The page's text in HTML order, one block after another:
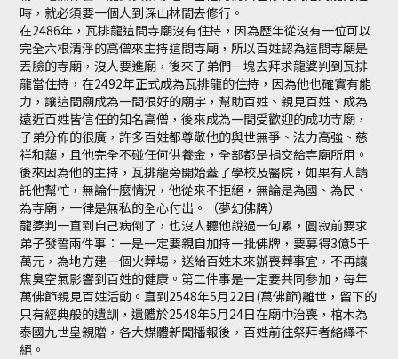
時，就必須要一個人到深山林間去修行。
在2486年，瓦排龍這間寺廟沒有住持，因為歷年從沒有一位可以
完全六根清淨的高僧來主持這間寺廟，所以百姓認為這間寺廟是
丟臉的寺廟，沒人要進廟，後來子弟們一塊去拜求龍婆判到瓦排
龍當住持，在2492年正式成為瓦排龍的住持，因為他也確實有能
力，讓這間廟成為一間很好的廟宇，幫助百姓、親見百姓、成為
遠近百姓皆信任的知名高僧，後來成為一間受歡迎的成功寺廟，
子弟分佈的很廣，許多百姓都尊敬他的與世無爭、法力高強、慈
祥和藹，且他完全不碰任何供養金，全部都是捐交給寺廟所用。
後來因為他的主持，瓦排龍旁開始蓋了學校及醫院，如果有人請
託他幫忙，無論什麼情況，他從來不拒絕，無論是為國、為民、
為寺廟，一律是無私的全心付出。（夢幻佛牌）
龍婆判一直到自己病倒了，也沒人聽他說過一句累，圓寂前要求
弟子發誓兩件事：一是一定要親自加持一批佛牌，要募得3億5千
萬元，為地方建一個火葬場，送給百姓未來辦喪葬事宜，不再讓
焦臭空氣影響到百姓的健康。第二件事是一定要共同參加，每年
萬佛節親見百姓活動。直到2548年5月22日(萬佛節)離世，留下的
只有經典般的遺訓，遺體於2548年5月24日在廟中治喪，棺木為
泰國九世皇親贈，各大媒體新聞播報後，百姓前往祭拜者絡繹不
絕。